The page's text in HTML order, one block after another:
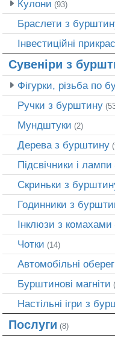
Кулони (93)
Браслети з
Інвестиційні
Сувеніри з
Фігурки, різьба по
Ручки з бурштину
Мундштуки (2)
Дерева з бурштину
Підсвічники і лампи
Скриньки з
Годинники з
Інклюзи з комахами
Чотки (14)
Автомобільні
Бурштинові магніти
Настільні ігри з
Послуги (8)